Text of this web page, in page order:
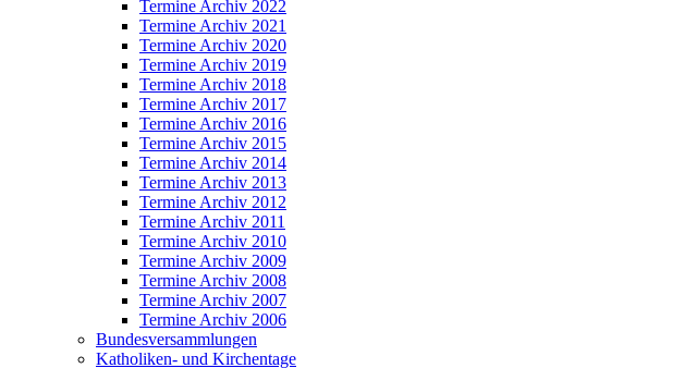
Termine Archiv 2022
Termine Archiv 2021
Termine Archiv 2020
Termine Archiv 2019
Termine Archiv 2018
Termine Archiv 2017
Termine Archiv 2016
Termine Archiv 2015
Termine Archiv 2014
Termine Archiv 2013
Termine Archiv 2012
Termine Archiv 2011
Termine Archiv 2010
Termine Archiv 2009
Termine Archiv 2008
Termine Archiv 2007
Termine Archiv 2006
Bundesversammlungen
Katholiken- und Kirchentage